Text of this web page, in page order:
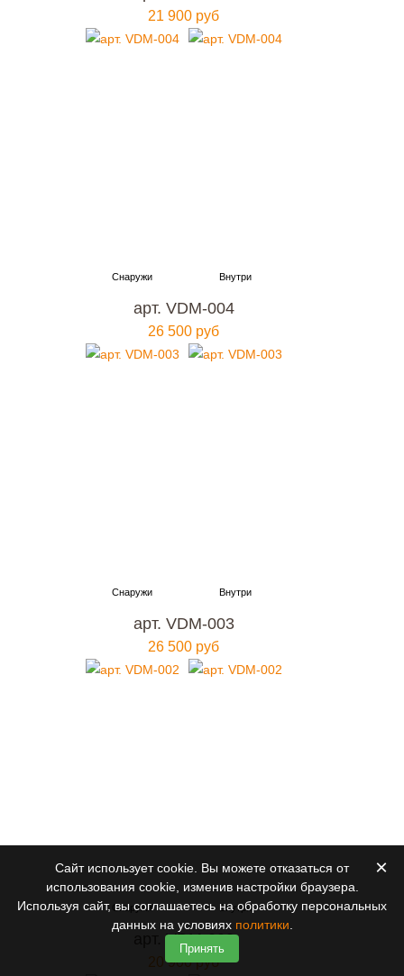
21 900 руб
арт. VDM-004
26 500 руб
арт. VDM-003
26 500 руб
арт. VDM-002
20 900 руб
Сайт использует cookie. Вы можете отказаться от
использования cookie, изменив настройки браузера.
Используя сайт, вы соглашаетесь на обработку персональных
данных на условиях политики
Принять
×